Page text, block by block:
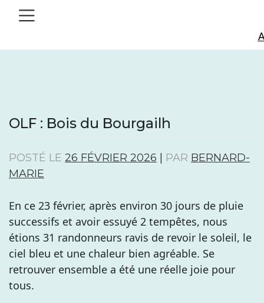
Skip
OLF : Bois du Bourgailh
POSTÉ LE 26 FÉVRIER 2026 PAR BERNARD-
MARIE
En ce 23 février, après environ 30 jours de pluie
successifs et avoir essuyé 2 tempêtes, nous
étions 31 randonneurs ravis de revoir le soleil, le
ciel bleu et une chaleur bien agréable. Se
retrouver ensemble a été une réelle joie pour
tous.